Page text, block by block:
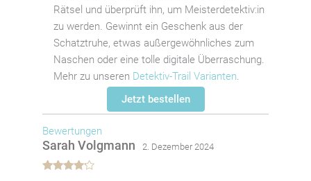
Rätsel und überprüft ihn, um Meisterdetektiv:in
zu werden. Gewinnt ein Geschenk aus der
Schatztruhe, etwas außergewöhnliches zum
Naschen oder eine tolle digitale Überraschung.
Mehr zu unseren Detektiv-Trail Varianten.
Jetzt bestellen
Bewertungen
Sarah Volgmann 2. Dezember 2024